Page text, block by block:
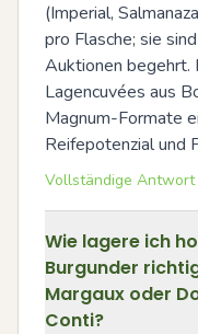
(Imperial,
pro Flasche; sie
Auktionen begehrt.
Lagencuvées aus
Magnum-Formate
Reifepotenzial und
Vollständige
Wie lagere ich
Burgunder
Margaux oder
Conti?